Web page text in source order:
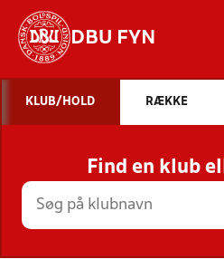
DBU FYN
STILLINGER,
HOLD
KLUB/HOLD RÆKKE
Find en klub